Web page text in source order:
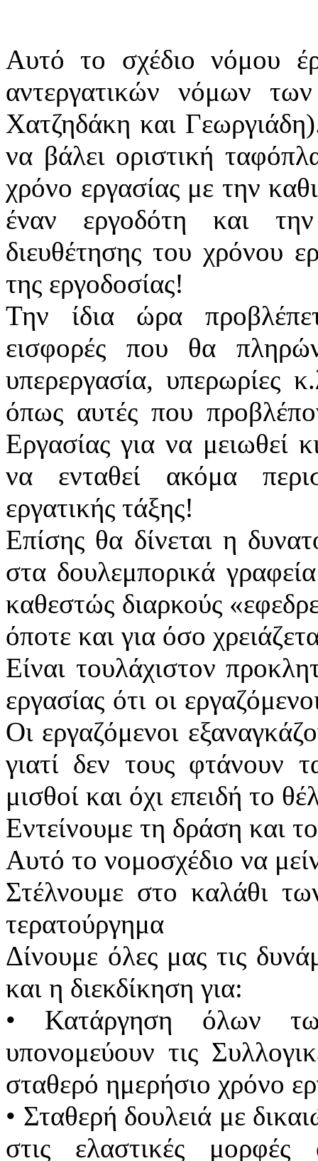
Αυτό το σχέδιο νόμου
αντεργατικών νόμων
Χατζηδάκη και
να βάλει οριστική
χρόνο εργασίας με την
έναν εργοδότη και
διευθέτησης του χρόνου
της εργοδοσίας!
Την ίδια ώρα
εισφορές που θα
υπερεργασία, υπερωρίες
όπως αυτές που
Εργασίας για να μειωθεί
να ενταθεί ακόμα
εργατικής τάξης!
Επίσης θα δίνεται η
στα δουλεμπορικά
καθεστώς διαρκούς
όποτε και για όσο
Είναι τουλάχιστον
εργασίας ότι οι
Οι εργαζόμενοι
γιατί δεν τους φτάνουν
μισθοί και όχι επειδή το
Εντείνουμε τη δράση και
Αυτό το νομοσχέδιο να
Στέλνουμε στο καλάθι
τερατούργημα
Δίνουμε όλες μας τις
και η διεκδίκηση για:
• Κατάργηση όλων
υπονομεύουν τις
σταθερό ημερήσιο χρόνο
• Σταθερή δουλειά με
στις ελαστικές